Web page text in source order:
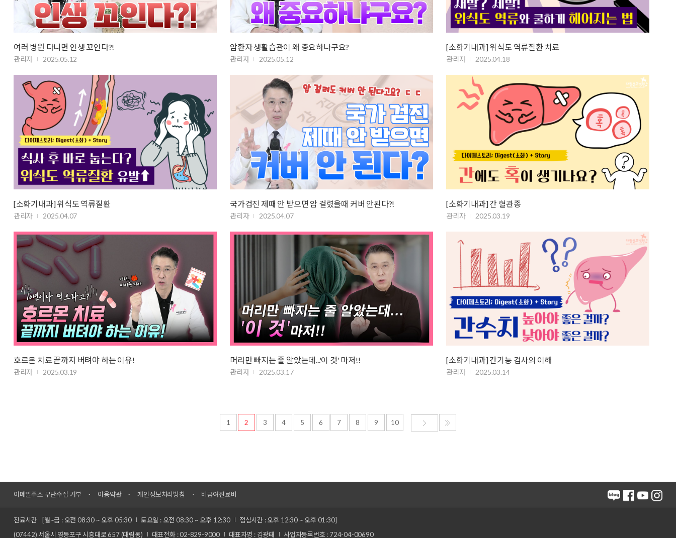
여러 병원 다니면 인생 꼬인다?!
관리자 2025.05.12
암환자 생활습관이 왜 중요하나구요?
관리자 2025.05.12
[소화기내과] 위식도 역류질환 치료
관리자 2025.04.18
[소화기내과] 위식도 역류질환
관리자 2025.04.07
국가검진 제때 안 받으면 암 걸렸을때 커버 안된다?!
관리자 2025.04.07
[소화기내과] 간 혈관종
관리자 2025.03.19
호르몬 치료 끝까지 버텨야 하는 이유!
관리자 2025.03.19
머리만 빠지는 줄 알았는데...'이 것' 마저!!
관리자 2025.03.17
[소화기내과] 간기능 검사의 이해
관리자 2025.03.14
1 2 3 4 5 6 7 8 9 10
이메일주소 무단수집 거부 이용약관 개인정보처리방침 비급여진료비
진료시간 [월~금 : 오전 08:30 ~ 오후 05:30 토요일 : 오전 08:30 ~ 오후 12:30
점심시간 : 오후 12:30 ~ 오후 01:30]
(07442) 서울시 영등포구 시흥대로 657 (대림동)
대표전화 : 02-829-9000 대표자명 : 김광태 사업자등록번호 : 724-04-00690